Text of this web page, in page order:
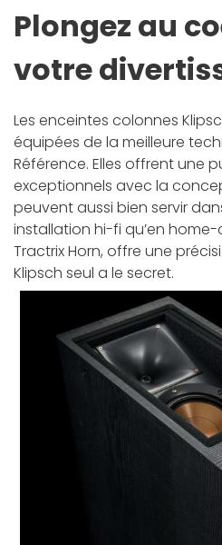
Plongez au
votre
Les enceintes colonnes
équipées de la meilleure
Référence. Elles offrent une
exceptionnels avec la
peuvent aussi bien servir
installation hi-fi qu’en
Tractrix Horn, offre une
Klipsch seul a le secret.